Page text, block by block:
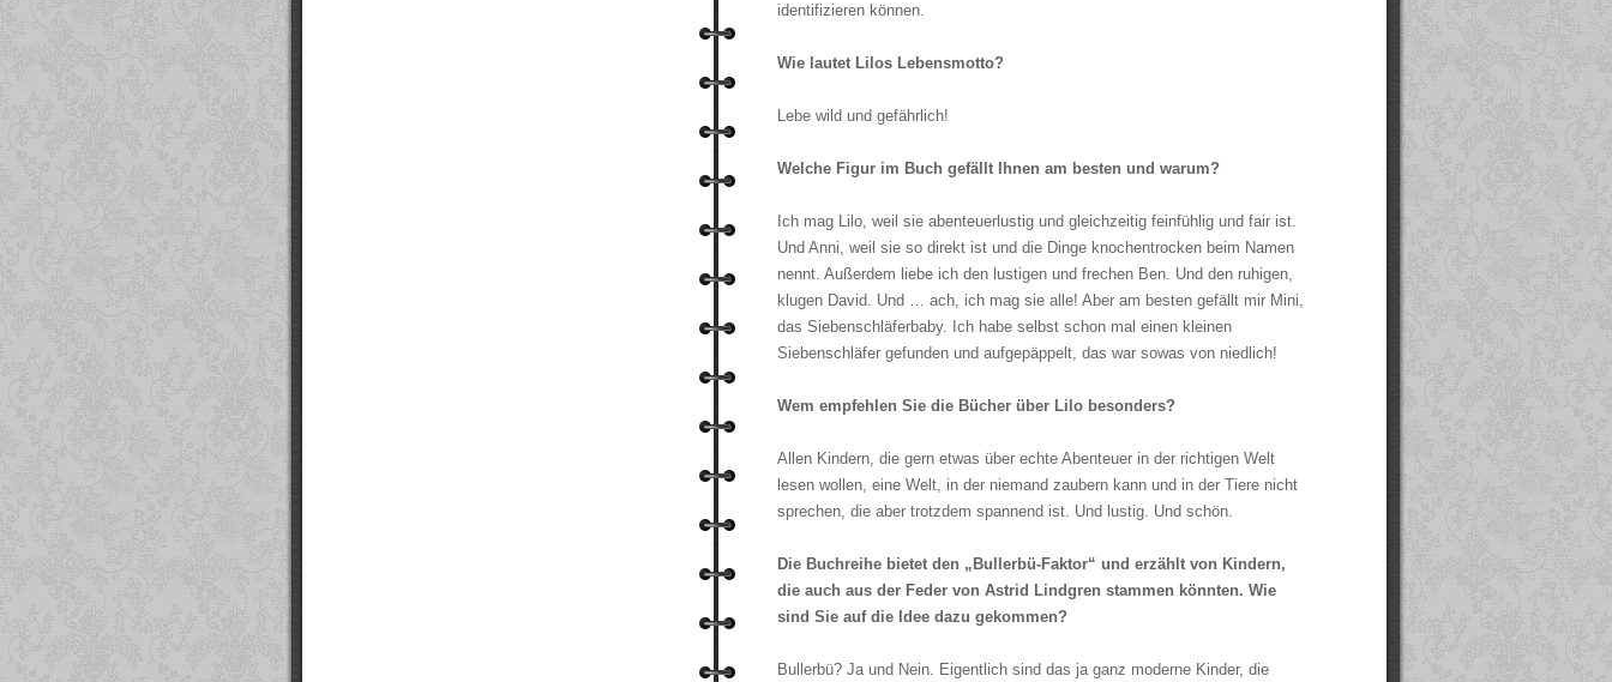
identifizieren können.
Wie lautet Lilos Lebensmotto?
Lebe wild und gefährlich!
Welche Figur im Buch gefällt Ihnen am besten und warum?
Ich mag Lilo, weil sie abenteuerlustig und gleichzeitig feinfühlig und fair ist.
Und Anni, weil sie so direkt ist und die Dinge knochentrocken beim Namen
nennt. Außerdem liebe ich den lustigen und frechen Ben. Und den ruhigen,
klugen David. Und … ach, ich mag sie alle! Aber am besten gefällt mir Mini,
das Siebenschläferbaby. Ich habe selbst schon mal einen kleinen
Siebenschläfer gefunden und aufgepäppelt, das war sowas von niedlich!
Wem empfehlen Sie die Bücher über Lilo besonders?
Allen Kindern, die gern etwas über echte Abenteuer in der richtigen Welt
lesen wollen, eine Welt, in der niemand zaubern kann und in der Tiere nicht
sprechen, die aber trotzdem spannend ist. Und lustig. Und schön.
Die Buchreihe bietet den „Bullerbü-Faktor“ und erzählt von Kindern,
die auch aus der Feder von Astrid Lindgren stammen könnten. Wie
sind Sie auf die Idee dazu gekommen?
Bullerbü? Ja und Nein. Eigentlich sind das ja ganz moderne Kinder, die